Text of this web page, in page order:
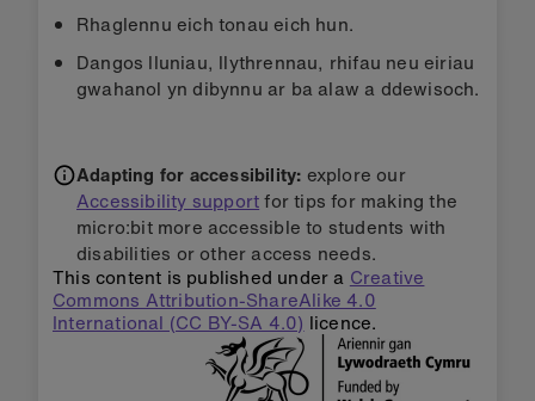
Rhaglennu eich tonau eich hun.
Dangos lluniau, llythrennau, rhifau neu eiriau
gwahanol yn dibynnu ar ba alaw a ddewisoch.
Adapting for accessibility: explore our
Accessibility supportfor tips for making the
micro:bit more accessible to students with
disabilities or other access needs.
This content is published under a Creative
Commons Attribution-ShareAlike 4.0
International (CC BY-SA 4.0) licence.